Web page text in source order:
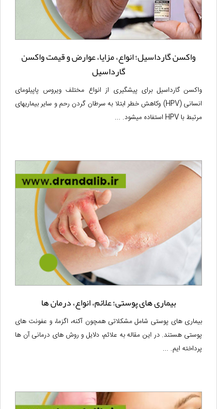
واکسن گارداسیل؛ انواع، مزایا، عوارض و قیمت واکسن
گارداسیل
واکسن گارداسیل برای پیشگیری از انواع مختلف ویروس پاپیلومای
انسانی (HPV) وکاهش خطر ابتلا به سرطان گردن رحم و سایر بیماریهای
مرتبط با HPV استفاده میشود. ...
بیماری های پوستی؛ علائم، انواع، درمان ها
بیماری های پوستی شامل مشکلاتی همچون آکنه، اگزما، و عفونت های
پوستی هستند. در این مقاله به علائم، دلایل و روش های درمانی آن ها
پرداخته ایم. ...